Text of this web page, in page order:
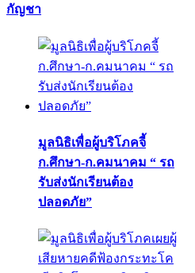
กัญชา
มูลนิธิเพื่อผู้บริโภคจี้
ก.ศึกษา-ก.คมนาคม “ รถ
รับส่งนักเรียนต้อง
ปลอดภัย”